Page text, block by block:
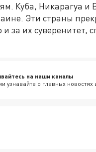
Куба, Никарагуа и
Эти страны
за их суверенитет,
на наши каналы
узнавайте о главных